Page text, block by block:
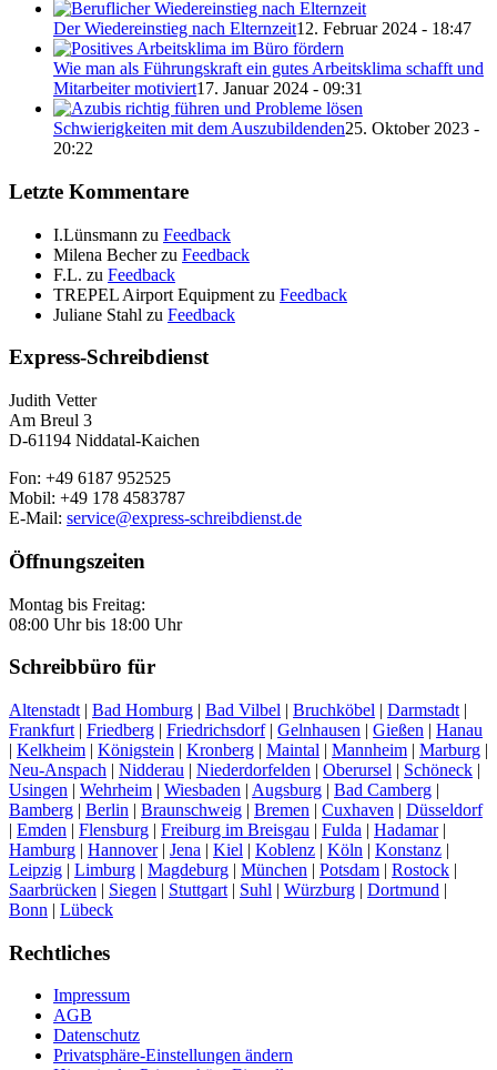
Der Wiedereinstieg nach Elternzeit12. Februar 2024 - 18:47
Wie man als Führungskraft ein gutes Arbeitsklima schafft und
Mitarbeiter motiviert17. Januar 2024 - 09:31
Schwierigkeiten mit dem Auszubildenden25. Oktober 2023 -
20:22
Letzte Kommentare
I.Lünsmann zu Feedback
Milena Becherzu Feedback
F.L. zu Feedback
TREPEL Airport Equipment zu Feedback
Juliane Stahl zu Feedback
Express-Schreibdienst
Judith Vetter
Am Breul 3
D-61194 Niddatal-Kaichen
Fon: +49 6187 952525
Mobil: +49 178 4583787
E-Mail: service@express-schreibdienst.de
Öffnungszeiten
Montag bis Freitag:
08:00 Uhr bis 18:00 Uhr
Schreibbüro für
Altenstadt | Bad Homburg | Bad Vilbel | Bruchköbel | Darmstadt |
Frankfurt | Friedberg | Friedrichsdorf| Gelnhausen | Gießen | Hanau
| Kelkheim | Königstein | Kronberg | Maintal | Mannheim | Marburg |
Neu-Anspach | Nidderau | Niederdorfelden | Oberursel | Schöneck |
Usingen | Wehrheim | Wiesbaden | Augsburg | Bad Camberg |
Bamberg | Berlin | Braunschweig | Bremen | Cuxhaven | Düsseldorf
| Emden | Flensburg | Freiburg im Breisgau | Fulda | Hadamar|
Hamburg | Hannover| Jena | Kiel | Koblenz | Köln | Konstanz |
Leipzig | Limburg | Magdeburg | München | Potsdam | Rostock |
Saarbrücken | Siegen | Stuttgart | Suhl | Würzburg | Dortmund |
Bonn | Lübeck
Rechtliches
Impressum
AGB
Datenschutz
Privatsphäre-Einstellungen ändern